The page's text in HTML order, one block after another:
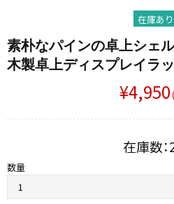
在庫あり
素朴な​パインの​卓上シェ
木製卓上​ディスプレイラ
¥4,950
在庫数
数量